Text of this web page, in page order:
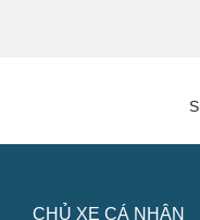
CHỦ XE CÁ NHÂN